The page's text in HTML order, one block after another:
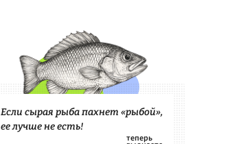
Если сырая рыба пахнет «рыбой»,
ее лучше не есть!